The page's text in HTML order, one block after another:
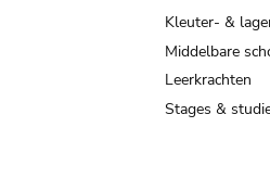
Kleuter- &
Middelbare
Leerkrachten
Stages &